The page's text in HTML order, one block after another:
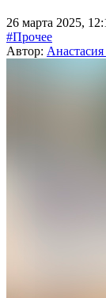
26 марта 2025,
#Прочее
Автор: